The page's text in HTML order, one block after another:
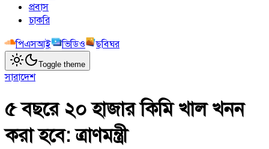
প্রবাস
চাকরি
পিএসআই
ভিডিও ছবিঘর
Toggle theme
সারাদেশ
৫ বছরে ২০ হাজার কিমি খাল খনন
করা হবে: ত্রাণমন্ত্রী